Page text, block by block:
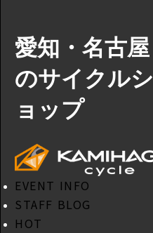
愛知・名古屋
のサイクルシ
ョップ
EVENT INFO
STAFF BLOG
HOT